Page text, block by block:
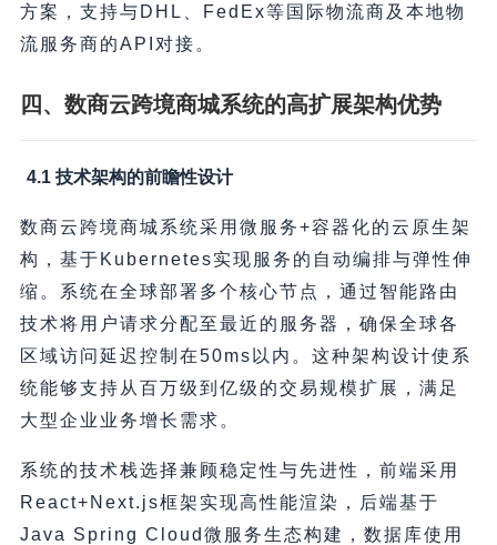
方案，支持与DHL、FedEx等国际物流商及本地物
流服务商的API对接。
四、数商云跨境商城系统的高扩展架构优势
4.1 技术架构的前瞻性设计
数商云跨境商城系统采用微服务+容器化的云原生架
构，基于Kubernetes实现服务的自动编排与弹性伸
缩。系统在全球部署多个核心节点，通过智能路由
技术将用户请求分配至最近的服务器，确保全球各
区域访问延迟控制在50ms以内。这种架构设计使系
统能够支持从百万级到亿级的交易规模扩展，满足
大型企业业务增长需求。
系统的技术栈选择兼顾稳定性与先进性，前端采用
React+Next.js框架实现高性能渲染，后端基于
Java Spring Cloud微服务生态构建，数据库使用